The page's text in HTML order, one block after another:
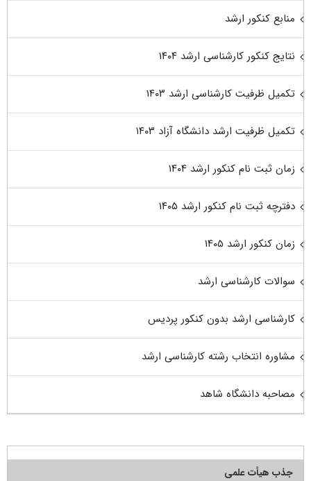
منابع کنکور ارشد
نتایج کنکور کارشناسی ارشد ۱۴۰۴
تکمیل ظرفیت کارشناسی ارشد ۱۴۰۳
تکمیل ظرفیت ارشد دانشگاه آزاد ۱۴۰۳
زمان ثبت نام کنکور ارشد ۱۴۰۴
دفترچه ثبت نام کنکور ارشد ۱۴۰۵
زمان کنکور ارشد ۱۴۰۵
سوالات کارشناسی ارشد
کارشناسی ارشد بدون کنکور پردیس
مشاوره انتخاب رشته کارشناسی ارشد
مصاحبه دانشگاه شاهد
جذب هیأت علمی